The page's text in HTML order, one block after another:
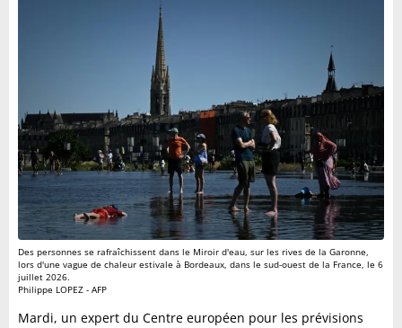
Des personnes se rafraîchissent dans le Miroir d'eau, sur les rives de la Garonne,
lors d'une vague de chaleur estivale à Bordeaux, dans le sud-ouest de la France, le 6
juillet 2026.
Philippe LOPEZ - AFP
Mardi, un expert du Centre européen pour les prévisions